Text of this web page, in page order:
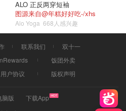
ALO 正反两穿短袖
图源来自@年糕好好吃-/xhs
Alo Yoga 668人感兴趣
联系我们
双十一
饭团外卖
用户协议 版权声明
脑版
下载App